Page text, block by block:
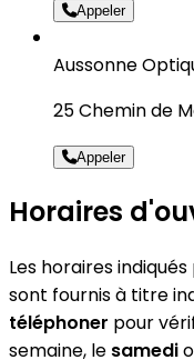
Appeler
Aussonne
25 Chemin de
Appeler
Horaires
Les horaires
sont fournis à titre
téléphoner pour
semaine, le samedi